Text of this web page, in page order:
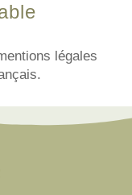
légales